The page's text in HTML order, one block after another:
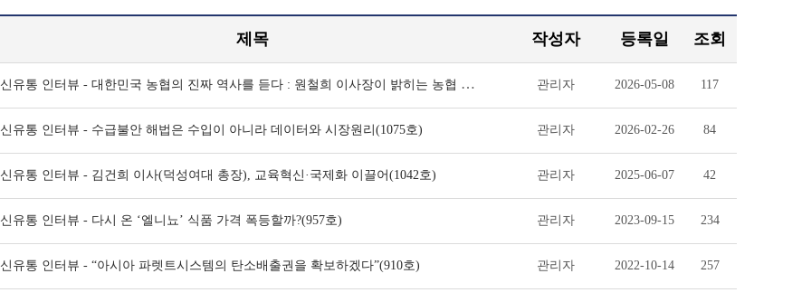
제목 작성자 등록일 조회
신유통 인터뷰 - 대한민국 농협의 진짜 역사를 듣다 : 원철희 이사장이 밝히는 농협 경제비 관리자 2026-05-08 117
신유통 인터뷰 - 수급불안 해법은 수입이 아니라 데이터와 시장원리(1075호) 관리자 2026-02-26 84
신유통 인터뷰 - 김건희 이사(덕성여대 총장), 교육혁신·국제화 이끌어(1042호) 관리자 2025-06-07 42
신유통 인터뷰 - 다시 온 ‘엘니뇨’ 식품 가격 폭등할까?(957호) 관리자 2023-09-15 234
신유통 인터뷰 - “아시아 파렛트시스템의 탄소배출권을 확보하겠다”(910호) 관리자 2022-10-14 257